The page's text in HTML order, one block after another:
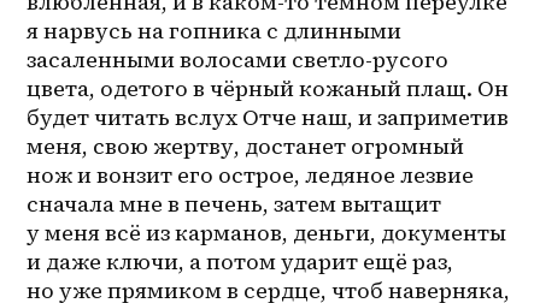
я нарвусь на гопника с длинными
засаленными волосами светло-русого
цвета, одетого в чёрный кожаный плащ. Он
будет читать вслух Отче наш, и заприметив
меня, свою жертву, достанет огромный
нож и вонзит его острое, ледяное лезвие
сначала мне в печень, затем вытащит
у меня всё из карманов, деньги, документы
и даже ключи, а потом ударит ещё раз,
но уже прямиком в сердце, чтоб наверняка,